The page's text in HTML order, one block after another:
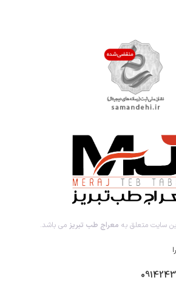
سایت متعلق به معراج طب تبریز می باشد.